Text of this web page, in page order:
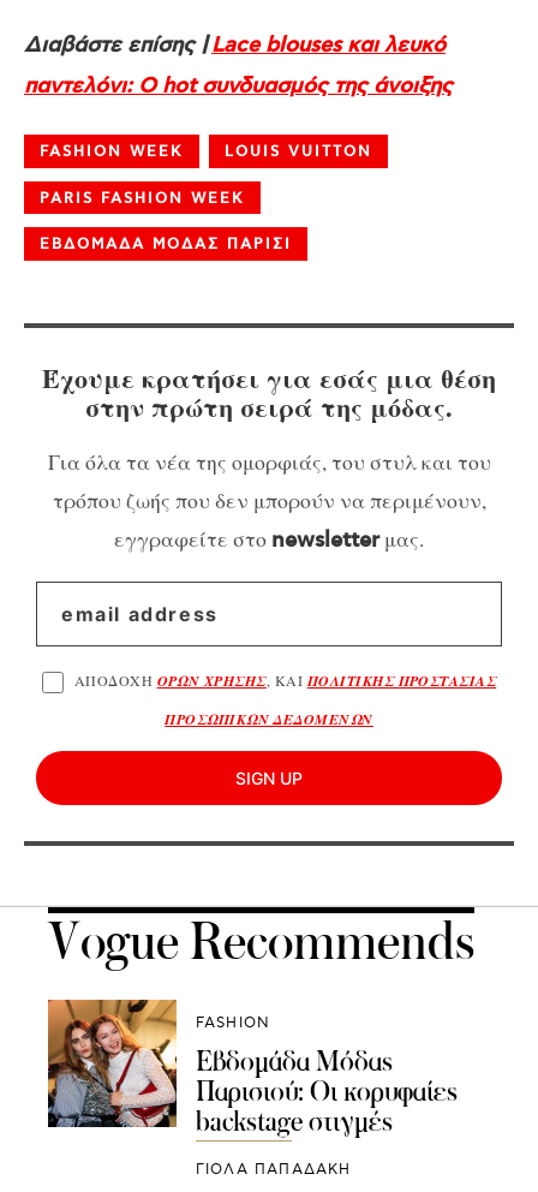
Διαβάστε επίσης |Lace blouses και λευκό
παντελόνι: Ο hot συνδυασμός της άνοιξης
FASHION WEEK LOUIS VUITTON
PARIS FASHION WEEK
ΕΒΔΟΜΑΔΑ ΜΟΔΑΣ ΠΑΡΙΣΙ
Έχουμε κρατήσει για εσάς μια θέση
στην πρώτη σειρά της μόδας.
Για όλα τα νέα της ομορφιάς, του στυλ και του
τρόπου ζωής που δεν μπορούν να περιμένουν,
εγγραφείτε στο newsletterμας.
ΑΠΟΔΟΧΗ ΟΡΩΝ ΧΡΗΣΗΣ, ΚΑΙ ΠΟΛΙΤΙΚΗΣ ΠΡΟΣΤΑΣΙΑΣ
ΠΡΟΣΩΠΙΚΩΝ ΔΕΔΟΜΕΝΩΝ
SIGN UP
Vogue Recommends
FASHION
Εβδομάδα Μόδας
Παρισιού: Οι κορυφαίες
backstage στιγμές
ΓΙΌΛΑ ΠΑΠΑΔΆΚΗ